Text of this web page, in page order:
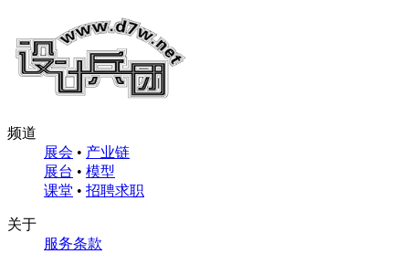
频道
展会 • 产业链
展台 • 模型
课堂 • 招聘求职
关于
服务条款